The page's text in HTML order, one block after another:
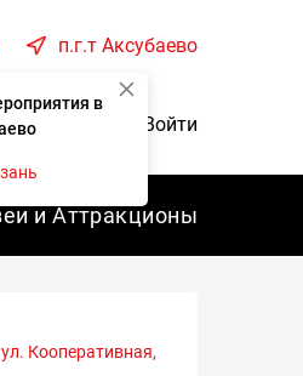
п.г.т Аксубаево
в
Корзина Войти
и Аттракционы